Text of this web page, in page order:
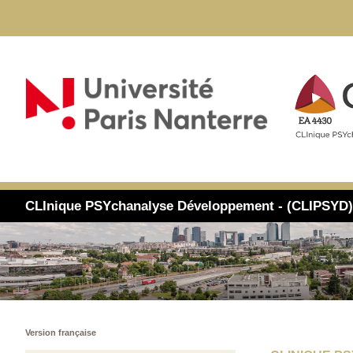
CLInique PSYchanalyse Développement - (CLIPSYD)
Version française